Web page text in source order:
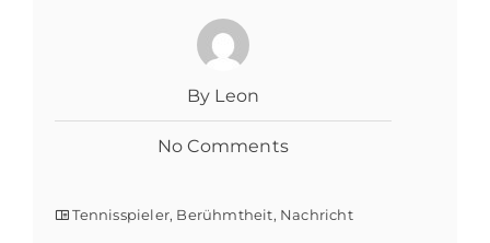
By Leon
No Comments
Tennisspieler, Berühmtheit, Nachricht